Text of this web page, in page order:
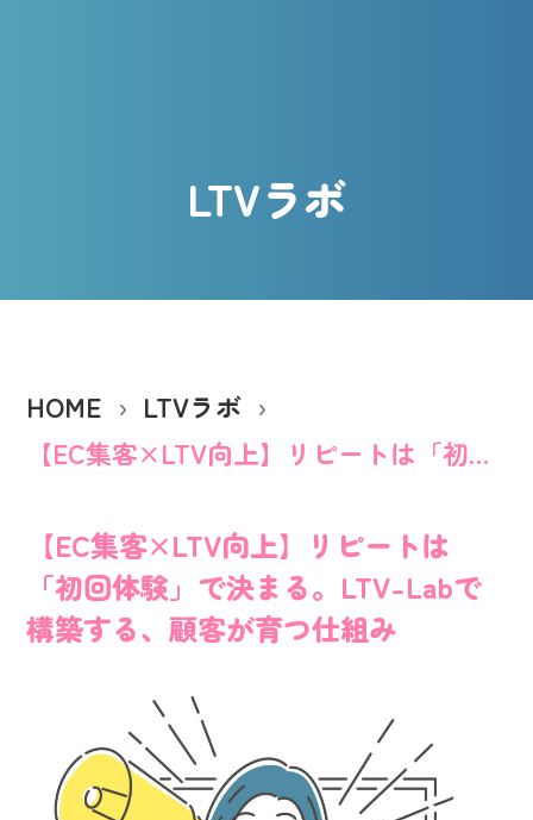
LTVラボ
HOME
LTVラボ
【EC集客×LTV向上】リピートは「初回体験」で決まる。LTV-Labで構築する、顧客が育つ仕組み
【EC集客×LTV向上】リピートは
「初回体験」で決まる。LTV-Labで
構築する、顧客が育つ仕組み